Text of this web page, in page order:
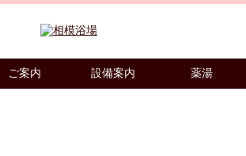
ご案内 設備案内 薬湯